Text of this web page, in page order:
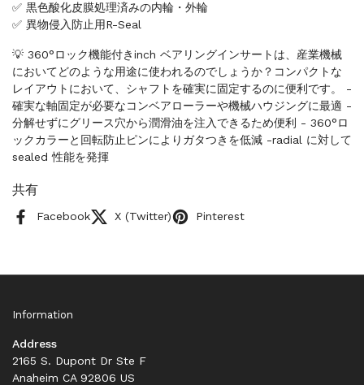
✅ 黒色酸化皮膜処理済みの内輪・外輪
✅ 異物侵入防止用R-Seal
💡 360°ロック機能付きinch ベアリングインサートは、産業機械
においてどのような用途に使われるのでしょうか？コンパクトな
レイアウトにおいて、シャフトを確実に固定するのに便利です。 -
確実な軸固定が必要なコンベアローラーや機械ハウジングに最適 -
分解せずにグリース穴から潤滑油を注入できるため便利 - 360°ロ
ックカラーと回転防止ピンによりガタつきを低減 -radial に対して
sealed 性能を発揮
共有
Facebook X (Twitter) Pinterest
Information
Address
2165 S. Dupont Dr Ste F
Anaheim CA 92806 US